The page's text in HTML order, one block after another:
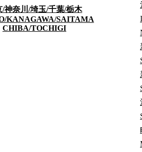
/神奈川/埼玉/千葉/栃木
KANAGAWA/SAITAMA
CHIBA/TOCHIGI